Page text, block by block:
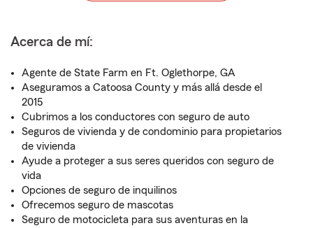
Acerca de mí:
Agente de State Farm en Ft. Oglethorpe, GA
Aseguramos a Catoosa County y más allá desde el
2015
Cubrimos a los conductores con seguro de auto
Seguros de vivienda y de condominio para propietarios
de vivienda
Ayude a proteger a sus seres queridos con seguro de
vida
Opciones de seguro de inquilinos
Ofrecemos seguro de mascotas
Seguro de motocicleta para sus aventuras en la